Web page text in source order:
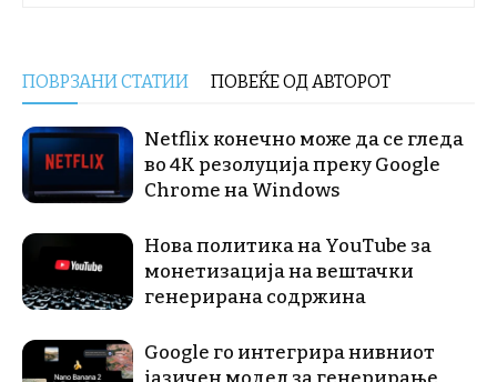
ПОВРЗАНИ СТАТИИ ПОВЕЌЕ ОД АВТОРОТ
Netflix конечно може да се гледа
во 4K резолуција преку Google
Chrome на Windows
Нова политика на YouTube за
монетизација на вештачки
генерирана содржина
Google го интегрира нивниот